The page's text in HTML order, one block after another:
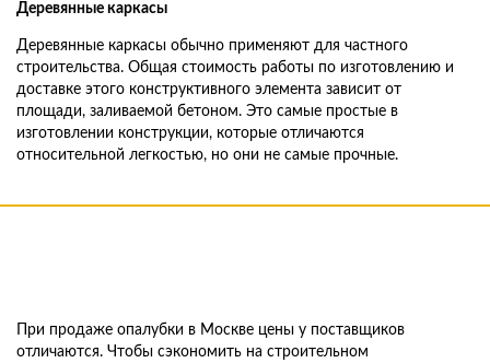
Деревянные каркасы
Деревянные каркасы обычно применяют для частного
строительства. Общая стоимость работы по изготовлению и
доставке этого конструктивного элемента зависит от
площади, заливаемой бетоном. Это самые простые в
изготовлении конструкции, которые отличаются
относительной легкостью, но они не самые прочные.
При продаже опалубки в Москве цены у поставщиков
отличаются. Чтобы сэкономить на строительном